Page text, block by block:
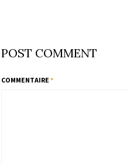
POST COMMENT
COMMENTAIRE *